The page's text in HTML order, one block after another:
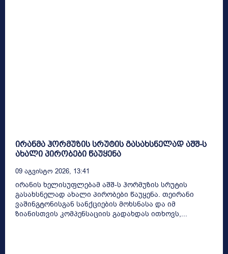
ირანმა ჰორმუზის სრუტის გასახსნელად აშშ-ს
ახალი პირობები წაუყენა
09 Აგვისტო 2026, 13:41
ირანის ხელისუფლებამ აშშ-ს ჰორმუზის სრუტის
გასახსნელად ახალი პირობები წაუყენა. თეირანი
ვაშინგტონისგან სანქციების მოხსნასა და იმ
ზიანისთვის კომპენსაციის გადახდას ითხოვს,...